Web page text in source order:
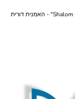
חלון (38.5*32 ס"מ) דקורטיבי מנירוסטה לתלייה "שלום - Shalom" - האמנית דורית